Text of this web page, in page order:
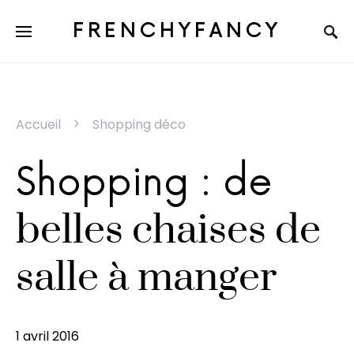
FRENCHYFANCY
Accueil Shopping déco
Shopping : de
belles chaises de
salle à manger
1 avril 2016